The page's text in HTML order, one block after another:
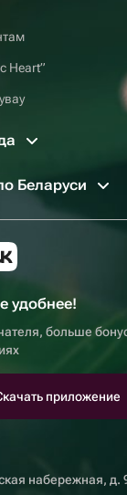
Heart”
Беларуси
удобнее!
больше
приложение
набережная,